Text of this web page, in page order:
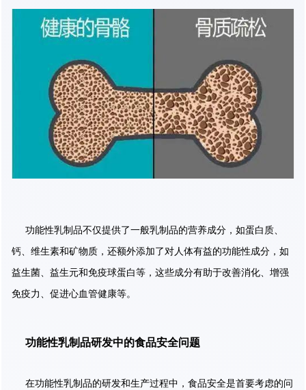
功能性乳制品不仅提供了一般乳制品的营养成分，如蛋白质、
钙、维生素和矿物质，还额外添加了对人体有益的功能性成分，如
益生菌、益生元和免疫球蛋白等，这些成分有助于改善消化、增强
免疫力、促进心血管健康等。
功能性乳制品研发中的食品安全问题
在功能性乳制品的研发和生产过程中，食品安全是首要考虑的问